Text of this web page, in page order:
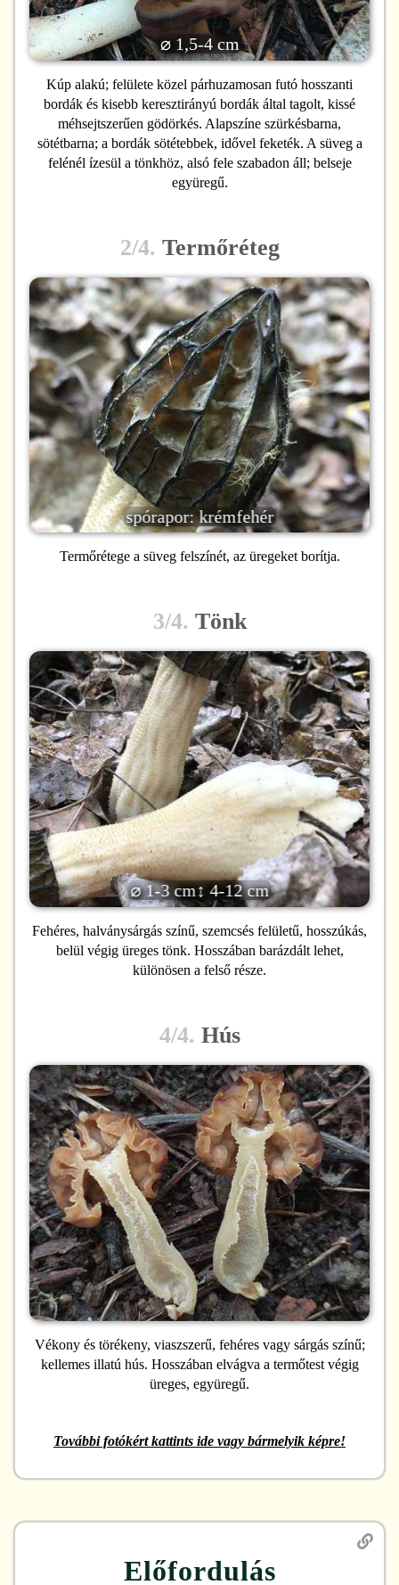
Kúp alakú; felülete közel párhuzamosan futó hosszanti
bordák és kisebb keresztirányú bordák által tagolt, kissé
méhsejtszerűen gödörkés. Alapszíne szürkésbarna,
sötétbarna; a bordák sötétebbek, idővel feketék. A süveg a
felénél ízesül a tönkhöz, alsó fele szabadon áll; belseje
együregű.
⌀ 1,5-4 cm
2/4. Termőréteg
Termőrétege a süveg felszínét, az üregeket borítja.
spórapor: krémfehér
3/4. Tönk
Fehéres, halványsárgás színű, szemcsés felületű, hosszúkás,
belül végig üreges tönk. Hosszában barázdált lehet,
különösen a felső része.
⌀ 1-3 cm↕ 4-12 cm
4/4. Hús
Vékony és törékeny, viaszszerű, fehéres vagy sárgás színű;
kellemes illatú hús. Hosszában elvágva a termőtest végig
üreges, együregű.
További fotókért kattints ide vagy bármelyik képre!
Előfordulás